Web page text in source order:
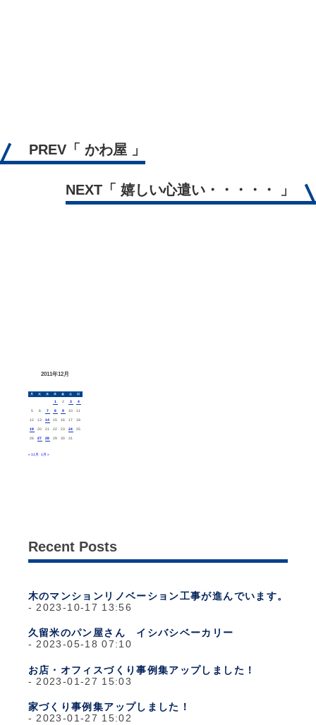
PREV「 かわ屋 」
NEXT 「 嬉しい心遣い・・・・・ 」
2011年12月
月 火 水 木 金 土 日
1 2 3 4
5 6 7 8 9 10 11
12 13 14 15 16 17 18
19 20 21 22 23 24 25
26 27 28 29 30 31
« 11月 1月 »
Recent Posts
木のマンションリノベーション工事が進んでいます。
2023-10-17 13:56
久留米のパン屋さん イシバシベーカリー
2023-05-18 07:10
お店・オフィスづくり事例集アップしました！
2023-01-27 15:03
家づくり事例集アップしました！
2023-01-27 15:02